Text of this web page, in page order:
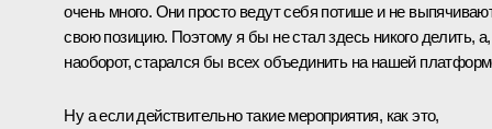
очень много. Они просто ведут себя потише и не
свою позицию. Поэтому я бы не стал здесь никого делить, а,
наоборот, старался бы всех объединить на нашей
Ну а если действительно такие мероприятия, как это,